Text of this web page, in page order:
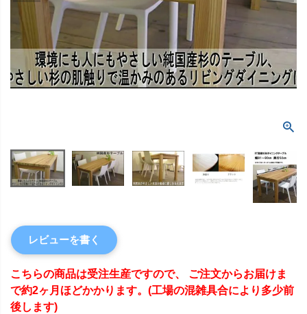
レビューを書く
こちらの商品は受注生産ですので、 ご注文からお届けま
で約2ヶ月ほどかかります。(工場の混雑具合により多少前
後します)